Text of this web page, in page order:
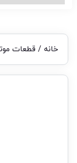
خانه / قطعات